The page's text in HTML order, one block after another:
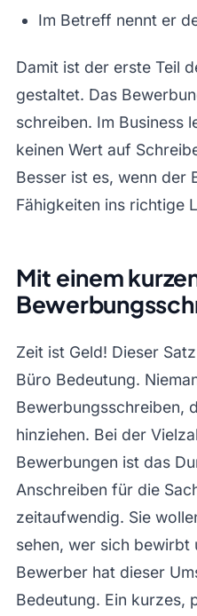
Im Betreff nennt er
Damit ist der erste Teil
gestaltet. Das
schreiben. Im Business
keinen Wert auf
Besser ist es, wenn der
Fähigkeiten ins richtige
Mit einem
Zeit ist Geld! Dieser
Büro Bedeutung.
Bewerbungsschreiben,
hinziehen. Bei der
Bewerbungen ist das
Anschreiben für die
zeitaufwendig. Sie
sehen, wer sich bewirbt
Bewerber hat dieser
Bedeutung. Ein kurzes,